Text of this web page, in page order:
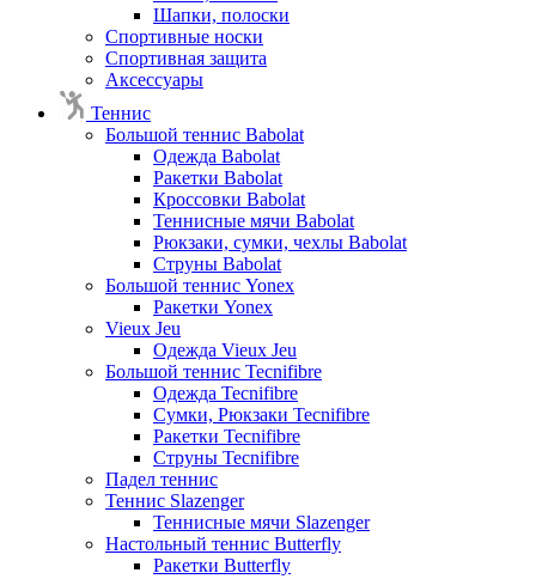
Шапки, полоски
Спортивные носки
Спортивная защита
Аксессуары
Теннис
Большой теннис Babolat
Одежда Babolat
Ракетки Babolat
Кроссовки Babolat
Теннисные мячи Babolat
Рюкзаки, сумки, чехлы Babolat
Струны Babolat
Большой теннис Yonex
Ракетки Yonex
Vieux Jeu
Одежда Vieux Jeu
Большой теннис Tecnifibre
Одежда Tecnifibre
Сумки, Рюкзаки Tecnifibre
Ракетки Tecnifibre
Струны Tecnifibre
Падел теннис
Теннис Slazenger
Теннисные мячи Slazenger
Настольный теннис Butterfly
Ракетки Butterfly